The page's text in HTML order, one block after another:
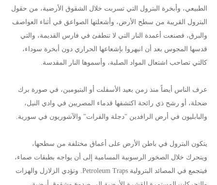
الطبيعي، وأبخرة البترول التي تسربت خلال الشقوق الأرضية، من حقول
البترول القريبة من سطح الأرض، وأشعلتها الصواعق في أثناء العواصف
والبرق، فصنعت أعمدة النار التي لا تنطفئ في فارس القديمة، والتي
قدسها المجوس بعد أن انبهروا بإشعاعها الحراري دون أبخرة سوداء،
كالتي تصاحب اشتعال المواد الصلبة، وأسموها النار المقدسة.
عرف الناس أيضاً منذ زمن بعيد الأسفلت أو البتيومين، في صورة برك
ضحلة، أو رشح ذي رائحة اكتشفها قدماء المصريين في وادي النيل،
والبابليون في أرض الرافدين "دجلة والفرات" والآشوريون في سورية.
يتكون البترول في باطن الأرض على أعماق مختلفة من سطحها،
ويتحرك خلال الصخور الرسوبية المسامية إلى أن يواجه بطبقات صماء،
فيتجمع في المصائد البترولية Petroleum Traps. وتؤدي الزلازل والهزات